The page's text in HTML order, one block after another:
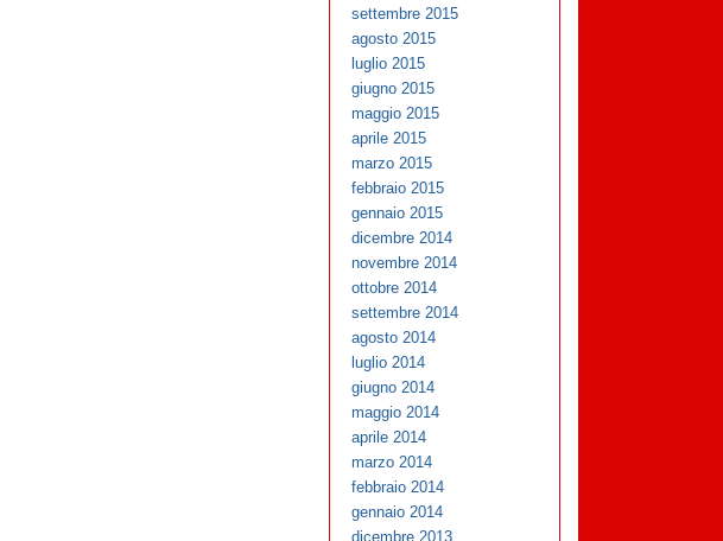
settembre 2015
agosto 2015
luglio 2015
giugno 2015
maggio 2015
aprile 2015
marzo 2015
febbraio 2015
gennaio 2015
dicembre 2014
novembre 2014
ottobre 2014
settembre 2014
agosto 2014
luglio 2014
giugno 2014
maggio 2014
aprile 2014
marzo 2014
febbraio 2014
gennaio 2014
dicembre 2013